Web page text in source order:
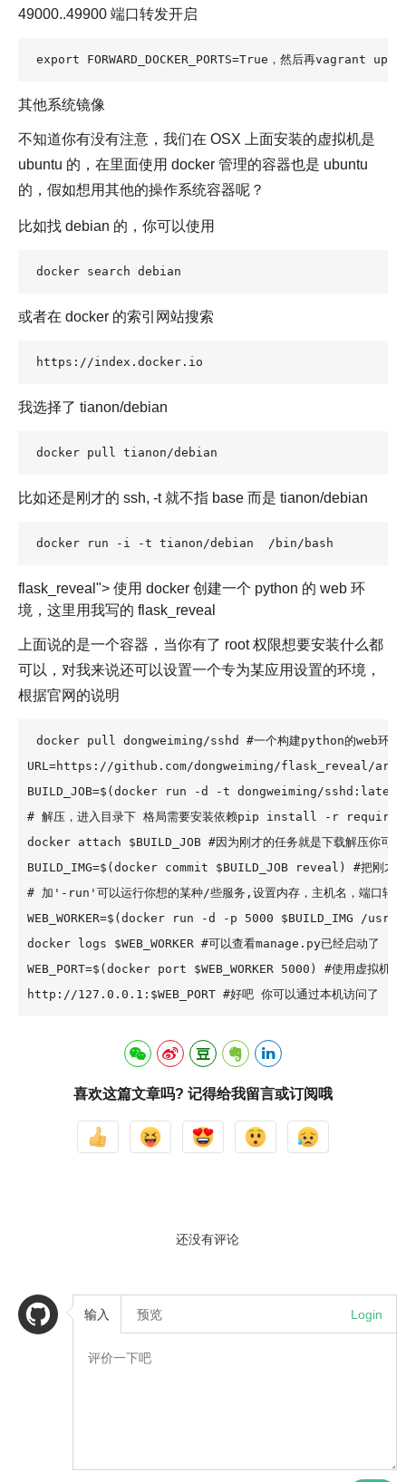
49000..49900 端口转发开启
export FORWARD_DOCKER_PORTS=True，然后再vagrant up
其他系统镜像
不知道你有没有注意，我们在 OSX 上面安装的虚拟机是
ubuntu 的，在里面使用 docker 管理的容器也是 ubuntu
的，假如想用其他的操作系统容器呢？
比如找 debian 的，你可以使用
docker search debian
或者在 docker 的索引网站搜索
https://index.docker.io
我选择了 tianon/debian
docker pull tianon/debian
比如还是刚才的 ssh, -t 就不指 base 而是 tianon/debian
docker run -i -t tianon/debian  /bin/bash
flask_reveal"> 使用 docker 创建一个 python 的 web 环
境，这里用我写的 flask_reveal
上面说的是一个容器，当你有了 root 权限想要安装什么都
可以，对我来说还可以设置一个专为某应用设置的环境，
根据官网的说明
docker pull dongweiming/sshd #一个构建python的web环境
URL=https://github.com/dongweiming/flask_reveal/
BUILD_JOB=$(docker run -d -t dongweiming/sshd:latest
# 解压，进入目录下 格局需要安装依赖pip install -r
docker attach $BUILD_JOB #因为刚才的任务就是下载解压你可以
BUILD_IMG=$(docker commit $BUILD_JOB reveal) #把刚
# 加'-run'可以运行你想的某种/些服务,设置内存，主机名，端口转发
WEB_WORKER=$(docker run -d -p 5000 $BUILD_IMG /usr/
docker logs $WEB_WORKER #可以查看manage.py已经启动了
WEB_PORT=$(docker port $WEB_WORKER 5000) #使用虚拟机的
http://127.0.0.1:$WEB_PORT #好吧 你可以通过本机访问了
喜欢这篇文章吗? 记得给我留言或订阅哦
还没有评论
输入 预览 Login